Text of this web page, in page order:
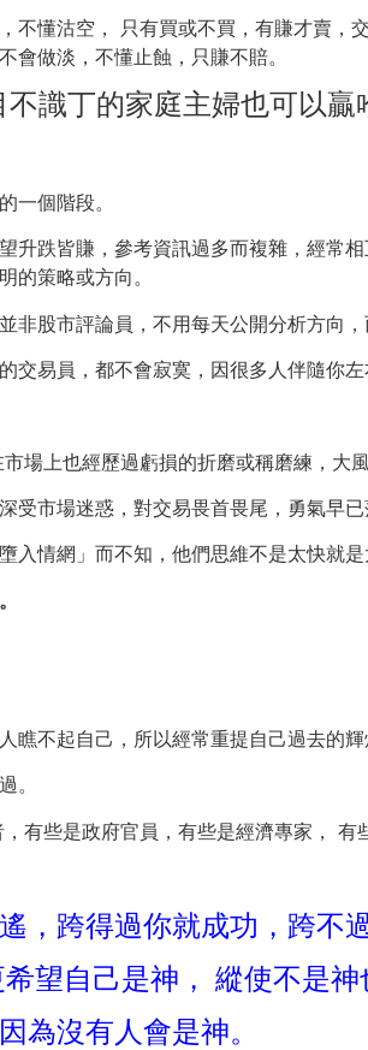
不懂沽空， 只有買或不買，有賺才賣
會做淡，不懂止蝕，只賺不賠。
識丁的家庭主婦也可以贏
一個階段。
升跌皆賺，參考資訊過多而複雜，經常
的策略或方向。
股市評論員，不用每天公開分析方向，
易員，都不會寂寞，因很多人伴隨你左
場上也經歷過虧損的折磨或稱磨練，大
市場迷惑，對交易畏首畏尾，勇氣早已
情網」而不知，他們思維不是太快就是
不起自己，所以經常重提自己過去的
。
有些是政府官員，有些是經濟專家， 有
，跨得過你就成功，跨不
望自己是神， 縱使不是神
為沒有人會是神。